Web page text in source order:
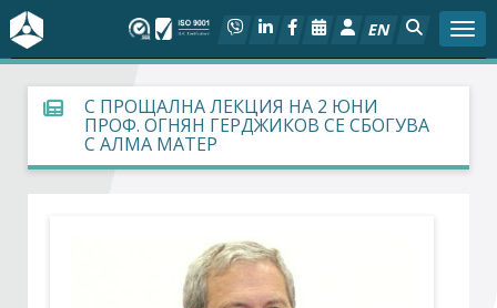
EN
За БСК
На фокус
С ПРОЩАЛНА ЛЕКЦИЯ НА 2 ЮНИ
ПРОФ. ОГНЯН ГЕРДЖИКОВ СЕ СБОГУВА
С АЛМА МАТЕР